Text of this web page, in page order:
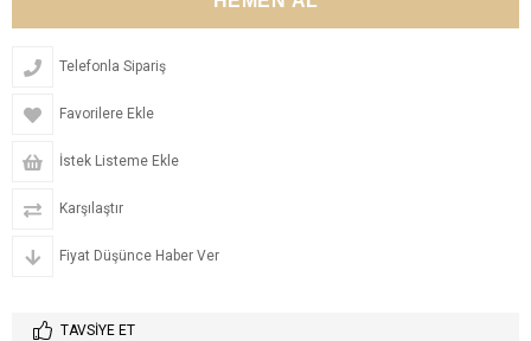
Telefonla Sipariş
Favorilere Ekle
İstek Listeme Ekle
Karşılaştır
Fiyat Düşünce Haber Ver
TAVSIYE ET